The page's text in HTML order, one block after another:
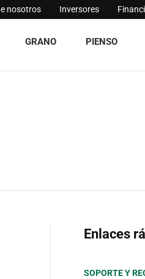
nosotros Inversores
GRANO PIENSO
Enlaces
SOPORTE Y